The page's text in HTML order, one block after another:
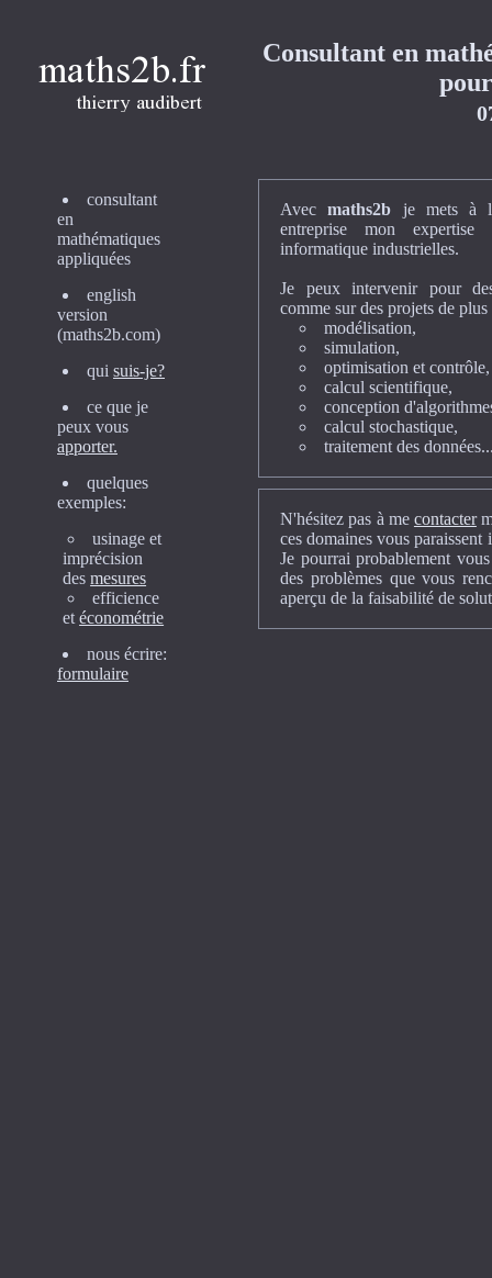
Consultant en
consultant
en
mathématiques
appliquées
english
version
(maths2b.com)
qui suis-je?
ce que je
peux vous
apporter.
quelques
exemples:
usinage et
imprécision
desmesures
efficience
etéconométrie
nous écrire:
formulaire
Avecmaths2b je mets à
entreprise mon expertise
informatique industrielles.
Je peux intervenir pour
comme sur des projets de
modélisation,
simulation,
optimisation et contrôle,
calcul scientifique,
conception
calcul stochastique,
traitement des
N'hésitez pas à me contacter
ces domaines vous
Je pourrai probablement
des problèmes que vous
aperçu de la faisabilité de